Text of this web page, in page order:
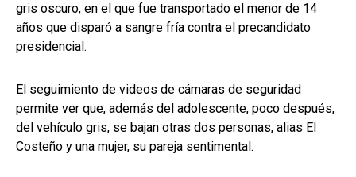
gris oscuro, en el que fue transportado el menor de 14
años que disparó a sangre fría contra el precandidato
presidencial.
El seguimiento de videos de cámaras de seguridad
permite ver que, además del adolescente, poco después,
del vehículo gris, se bajan otras dos personas, alias El
Costeño y una mujer, su pareja sentimental.